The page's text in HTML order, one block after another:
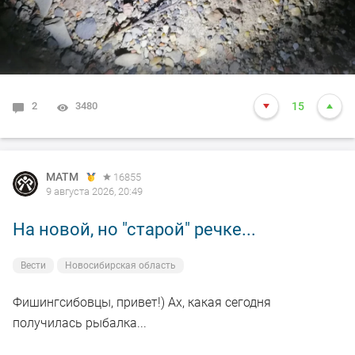
вывожу))) Кто в тех краях ночью выходит искать
судака - подскажите как у вас результат в этом сезоне?
2 3480 15
MATM
16855
9 августа 2026, 20:49
На новой, но "старой" речке...
Вести Новосибирская область
Фишингсибовцы, привет!) Ах, какая сегодня
получилась рыбалка...